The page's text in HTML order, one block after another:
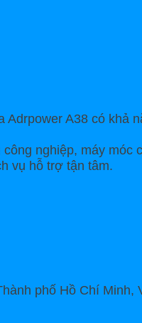
A38 có khả
nghiệp, máy móc
vụ hỗ trợ tận tâm.
phố Hồ Chí Minh,